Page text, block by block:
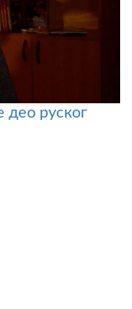
део руског